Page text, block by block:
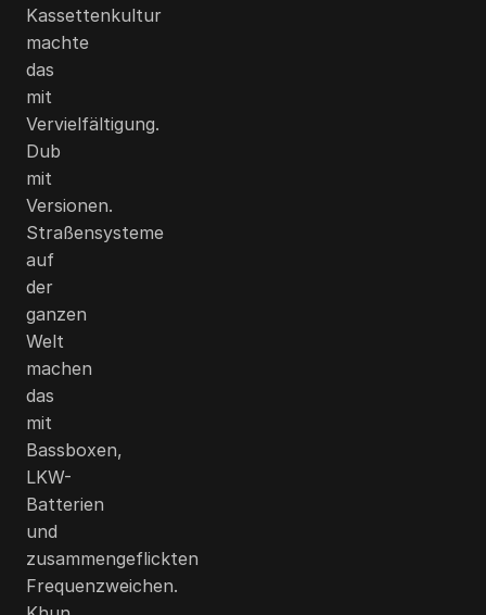
Kassettenkultur
machte
das
mit
Vervielfältigung.
Dub
mit
Versionen.
Straßensysteme
auf
der
ganzen
Welt
machen
das
mit
Bassboxen,
LKW-
Batterien
und
zusammengeflickten
Frequenzweichen.